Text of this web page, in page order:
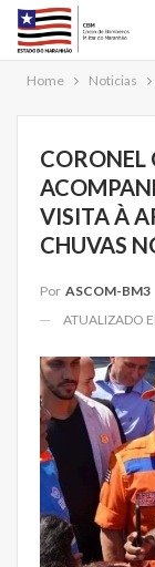
Home Noticias
CORONEL
VISITA À
CHUVAS
Por ASCOM-BM3
ATUALIZADO